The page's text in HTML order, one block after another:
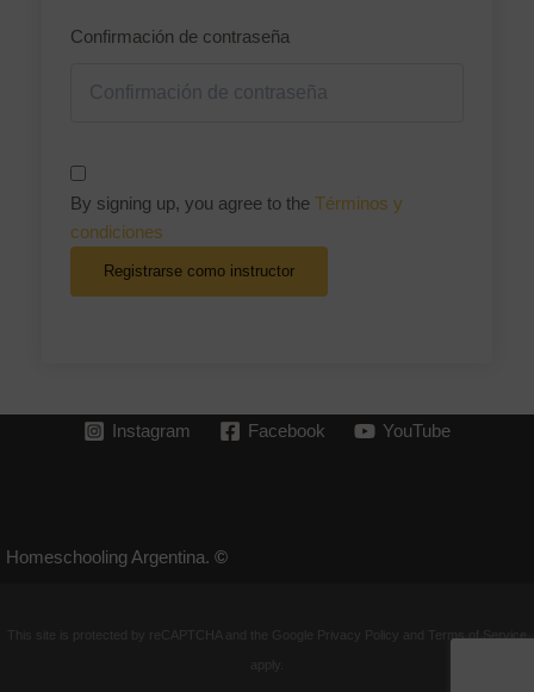
Confirmación de contraseña
By signing up, you agree to the Términos y
condiciones
Registrarse como instructor
Instagram Facebook YouTube
Homeschooling Argentina. ©
This site is protected by reCAPTCHA and the Google Privacy Policy and Terms of Service
apply.